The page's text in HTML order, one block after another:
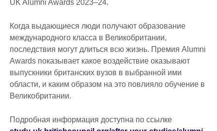
UK Alumni Awards 2023–24.
Когда выдающиеся люди получают образование
международного класса в Великобритании,
последствия могут длиться всю жизнь. Премия Alumni
Awards показывает какое воздействие оказывают
выпускники британских вузов в выбранной ими
области, и каким образом на это повлияло обучение в
Великобритании.
Подробная информация доступна по ссылке